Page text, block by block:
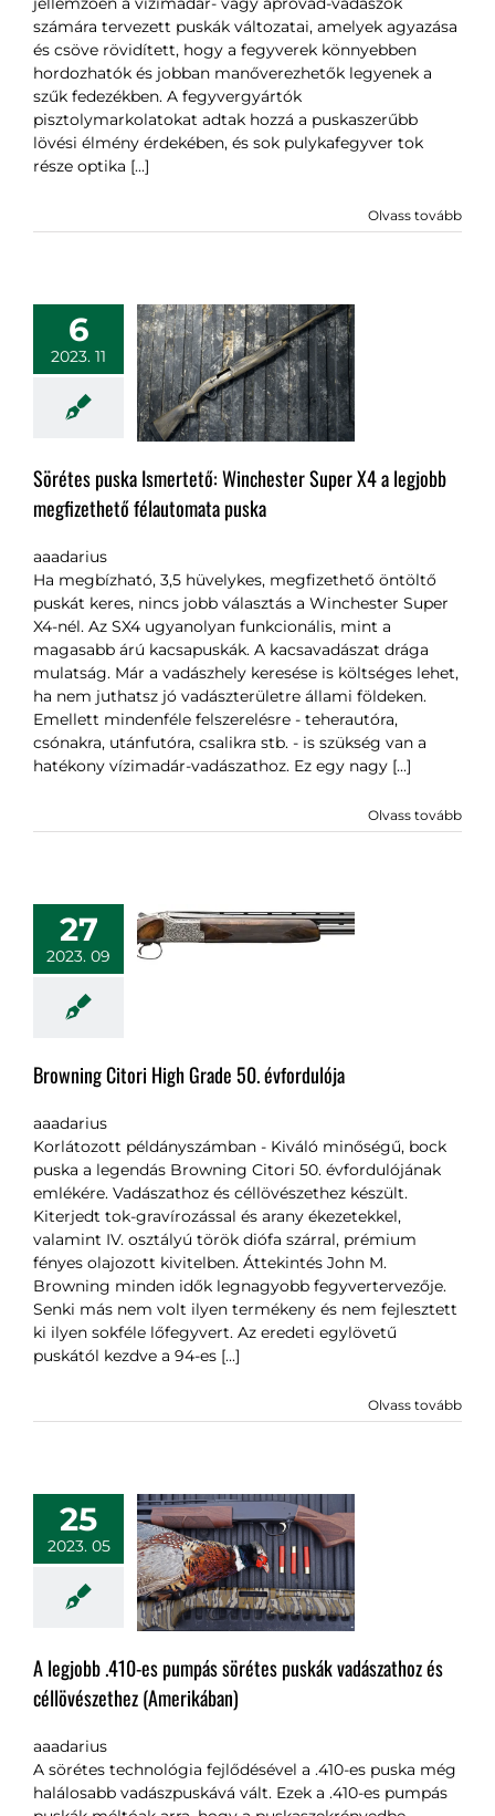
számára tervezett puskák változatai, amelyek agyazása
és csöve rövidített, hogy a fegyverek könnyebben
hordozhatók és jobban manőverezhetők legyenek a
szűk fedezékben. A fegyvergyártók
pisztolymarkolatokat adtak hozzá a puskaszerűbb
lövési élmény érdekében, és sok pulykafegyver tok
része optika [...]
Olvass tovább
6
2023. 11
Sörétes puska Ismertető: Winchester Super X4 a legjobb
megfizethető félautomata puska
aaadarius
Ha megbízható, 3,5 hüvelykes, megfizethető öntöltő
puskát keres, nincs jobb választás a Winchester Super
X4-nél. Az SX4 ugyanolyan funkcionális, mint a
magasabb árú kacsapuskák. A kacsavadászat drága
mulatság. Már a vadászhely keresése is költséges lehet,
ha nem juthatsz jó vadászterületre állami földeken.
Emellett mindenféle felszerelésre - teherautóra,
csónakra, utánfutóra, csalikra stb. - is szükség van a
hatékony vízimadár-vadászathoz. Ez egy nagy [...]
Olvass tovább
27
2023. 09
Browning Citori High Grade 50. évfordulója
aaadarius
Korlátozott példányszámban - Kiváló minőségű, bock
puska a legendás Browning Citori 50. évfordulójának
emlékére. Vadászathoz és céllövészethez készült.
Kiterjedt tok-gravírozással és arany ékezetekkel,
valamint IV. osztályú török diófa szárral, prémium
fényes olajozott kivitelben. Áttekintés John M.
Browning minden idők legnagyobb fegyvertervezője.
Senki más nem volt ilyen termékeny és nem fejlesztett
ki ilyen sokféle lőfegyvert. Az eredeti egylövetű
puskától kezdve a 94-es [...]
Olvass tovább
25
2023. 05
A legjobb .410-es pumpás sörétes puskák vadászathoz és
céllövészethez (Amerikában)
aaadarius
A sörétes technológia fejlődésével a .410-es puska még
halálosabb vadászpuskává vált. Ezek a .410-es pumpás